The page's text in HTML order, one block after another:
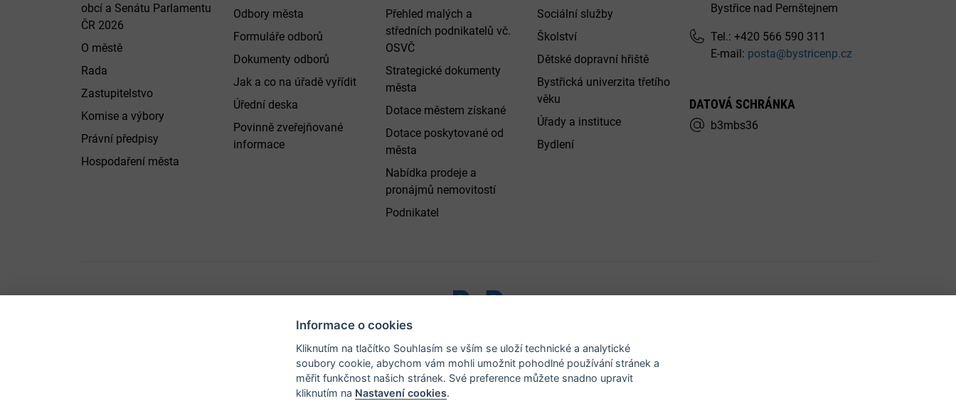
Informace o cookies
Kliknutím na tlačítko Souhlasím se vším se uloží technické a analytické
soubory cookie, abychom vám mohli umožnit pohodlné používání stránek a
měřit funkčnost našich stránek. Své preference můžete snadno upravit
kliknutím na Nastavení cookies.
obcí a Senátu Parlamentu
ČR 2026
O městě
Rada
Zastupitelstvo
Komise a výbory
Právní předpisy
Hospodaření města
Odbory města
Formuláře odborů
Dokumenty odborů
Jak a co na úřadě vyřídit
Úřední deska
Povinně zveřejňované
informace
Přehled malých a
středních podnikatelů vč.
OSVČ
Strategické dokumenty
města
Dotace městem získané
Dotace poskytované od
města
Nabídka prodeje a
pronájmů nemovitostí
Podnikatel
Sociální služby
Školství
Dětské dopravní hřiště
Bystřická univerzita třetího
věku
Úřady a instituce
Bydlení
Bystřice nad Pernštejnem
Tel.: +420 566 590 311
E-mail: posta@bystricenp.cz
DATOVÁ SCHRÁNKA
b3mbs36